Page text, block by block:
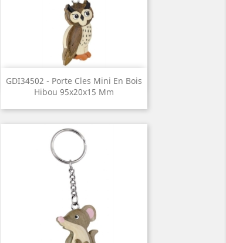
GDI34502 - Porte Cles Mini En Bois
Hibou 95x20x15 Mm
Aperçu rapide